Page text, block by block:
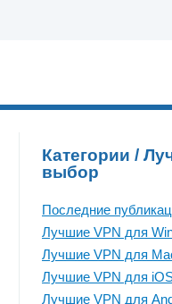
Категории /
выбор
Последние
Лучшие VPN для
Лучшие VPN для
Лучшие VPN для
Лучшие VPN для